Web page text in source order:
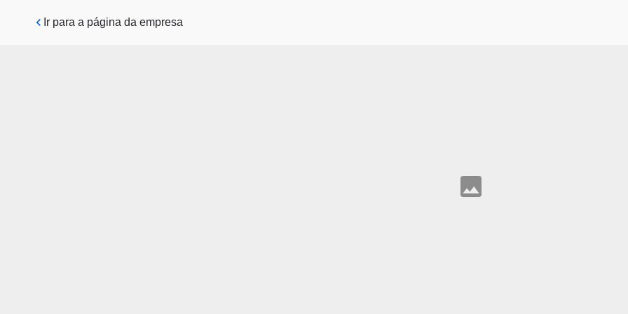
Pular para o conteúdo principal
Ir para a página da empresa